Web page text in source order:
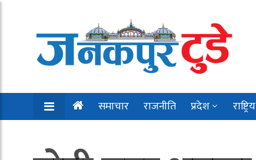
समाचार राजनीति प्रदेश राष्ट्रिय